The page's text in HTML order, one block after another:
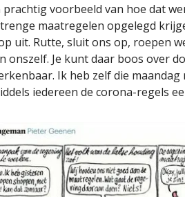
prachtig voorbeeld van hoe dat
maatregelen opgelegd
uit. Rutte, sluit ons op, roepen
onszelf. Je kunt daar boos over
Ik heb zelf die
iedereen de corona-regels